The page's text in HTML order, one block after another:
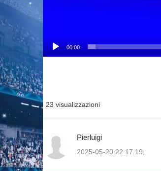
00:00
23 visualizzazioni
Pierluigi
2025-05-20 22:17:19;